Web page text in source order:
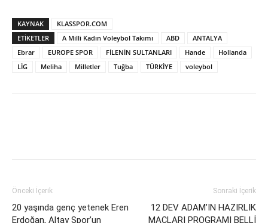
KAYNAK
KLASSPOR.COM
ETIKETLER
A Milli Kadın Voleybol Takımı ABD
ANTALYA
Ebrar
EUROPE SPOR FİLENİN SULTANLARI Hande
Hollanda
LİG
Meliha Milletler Tuğba TÜRKİYE voleybol
Önceki İçerik
20 yaşında genç yetenek Eren
Erdoğan, Altay Spor’un
Sonraki İçerik
12 DEV ADAM’IN HAZIRLIK
MAÇLARI PROGRAMI BELLİ